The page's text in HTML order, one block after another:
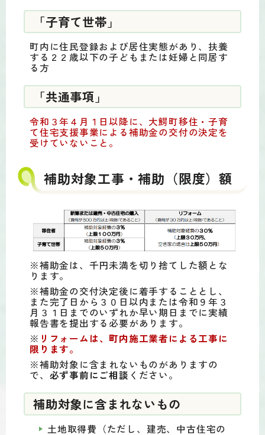
「子育て世帯」
町内に住民登録および居住実態があり、扶養
する２２歳以下の子どもまたは妊婦と同居す
る方
「共通事項」
令和３年４月１日以降に、大鰐町移住・子育
て住宅支援事業による補助金の交付の決定を
受けていないこと。
補助対象工事・補助（限度）額
※補助金は、千円未満を切り捨てした額とな
ります。
※補助金の交付決定後に着手することとし、
また完了日から３０日以内または令和９年３
月３１日までのいずれか早い期日までに実績
報告書を提出する必要があります。
※ リフォームは、町内施工業者による工事に
限ります。
※補助対象に含まれないものがありますの
で、 必ず事前にご相談 ください。
補助対象に含まれないもの
土地取得費（ただし、建売、中古住宅の